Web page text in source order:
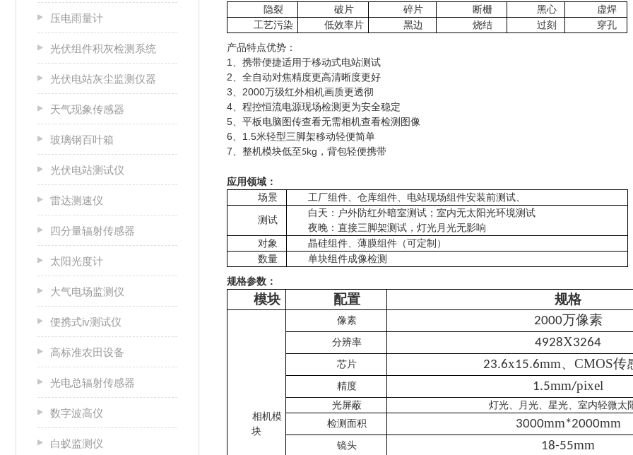
压电雨量计
光伏组件积灰检测系统
光伏电站灰尘监测仪器
天气现象传感器
玻璃钢百叶箱
光伏电站测试仪
雷达测速仪
四分量辐射传感器
太阳光度计
大气电场监测仪
便携式iv测试仪
高标准农田设备
光电总辐射传感器
数字波高仪
白蚁监测仪
隐裂 破片 碎片 断栅 黑心
虚焊
工艺污染
低效率片 黑边 烧结 过刻
穿孔
产品特点优势：
1、携带便捷适用于移动式电站测试
2、全自动对焦精度更高清晰度更好
3、2000万级红外相机画质更透彻
4、程控恒流电源现场检测更为安全稳定
5、平板电脑图传查看无需相机查看检测图像
6、1.5米轻型三脚架移动轻便简单
7、整机模块低至5kg，背包轻便携带
应用领域：
场景
工厂组件、仓库组件、电站现场组件安装前测试、
测试
白天：户外防红外暗室测试；室内无太阳光环境测试
夜晚：直接三脚架测试，灯光月光无影响
对象
晶硅组件、薄膜组件（可定制）
数量
单块组件成像检测
规格参数：
模块 配置 规格
相机模
块
像素 2000万像素
分辨率 4928X3264
芯片 23.6x15.6mm、CMOS传
精度 1.5mm/pixel
光屏蔽
灯光、月光、星光、室内轻微太
检测面积
3000mm*2000mm
镜头 18-55mm